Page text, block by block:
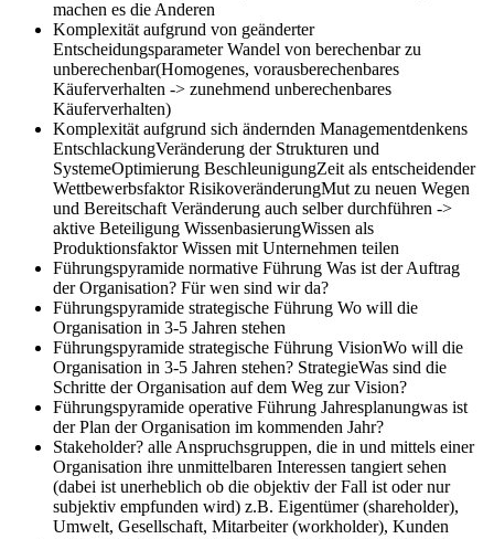
machen es die Anderen
Komplexität aufgrund von geänderter
EntscheidungsparameterWandel von berechenbar zu
unberechenbar(Homogenes, vorausberechenbares
Käuferverhalten -> zunehmend unberechenbares
Käuferverhalten)
Komplexität aufgrund sich ändernden Managementdenkens
EntschlackungVeränderung der Strukturen und
SystemeOptimierung BeschleunigungZeit als entscheidender
Wettbewerbsfaktor RisikoveränderungMut zu neuen Wegen
und Bereitschaft Veränderung auch selber durchführen ->
aktive Beteiligung WissenbasierungWissen als
Produktionsfaktor Wissen mit Unternehmen teilen
Führungspyramide normative Führung Was ist der Auftrag
der Organisation? Für wen sind wir da?
Führungspyramide strategische Führung Wo will die
Organisation in 3-5 Jahren stehen
Führungspyramide strategische Führung VisionWo will die
Organisation in 3-5 Jahren stehen? StrategieWas sind die
Schritte der Organisation auf dem Weg zur Vision?
Führungspyramide operative Führung Jahresplanungwas ist
der Plan der Organisation im kommenden Jahr?
Stakeholder? alle Anspruchsgruppen, die in und mittels einer
Organisation ihre unmittelbaren Interessen tangiert sehen
(dabei ist unerheblich ob die objektiv der Fall ist oder nur
subjektiv empfunden wird) z.B. Eigentümer (shareholder),
Umwelt, Gesellschaft, Mitarbeiter (workholder), Kunden